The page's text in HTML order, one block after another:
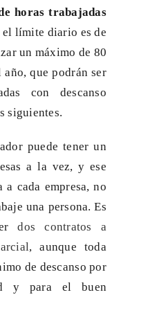
horas trabajadas
el límite diario es de
un máximo de 80
que podrán ser
con descanso
siguientes.
puede tener un
a la vez, y ese
a cada empresa, no
una persona. Es
dos contratos a
, aunque toda
de descanso por
y para el buen